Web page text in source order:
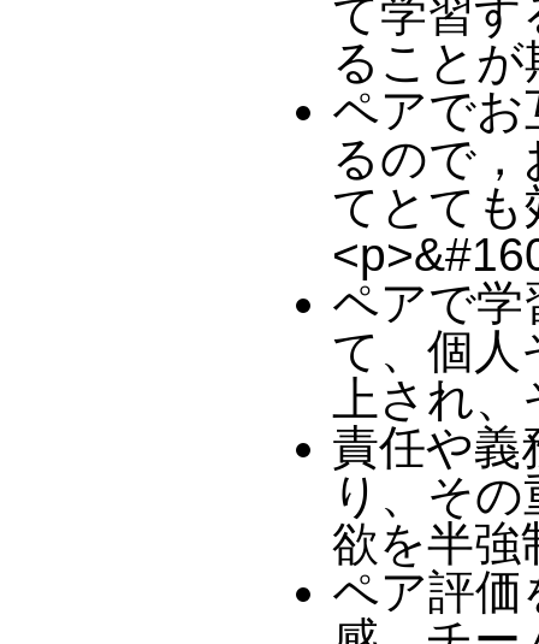
て学習す
ること
ペアでお
るので
てとても
ペアで学
て、個人
上され
責任や義
り、そ
欲を半強
ペア評価